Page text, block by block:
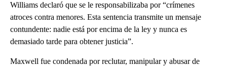
Williams declaró que se le responsabilizaba por “crímenes
atroces contra menores. Esta sentencia transmite un mensaje
contundente: nadie está por encima de la ley y nunca es
demasiado tarde para obtener justicia”.
Maxwell fue condenada por reclutar, manipular y abusar de